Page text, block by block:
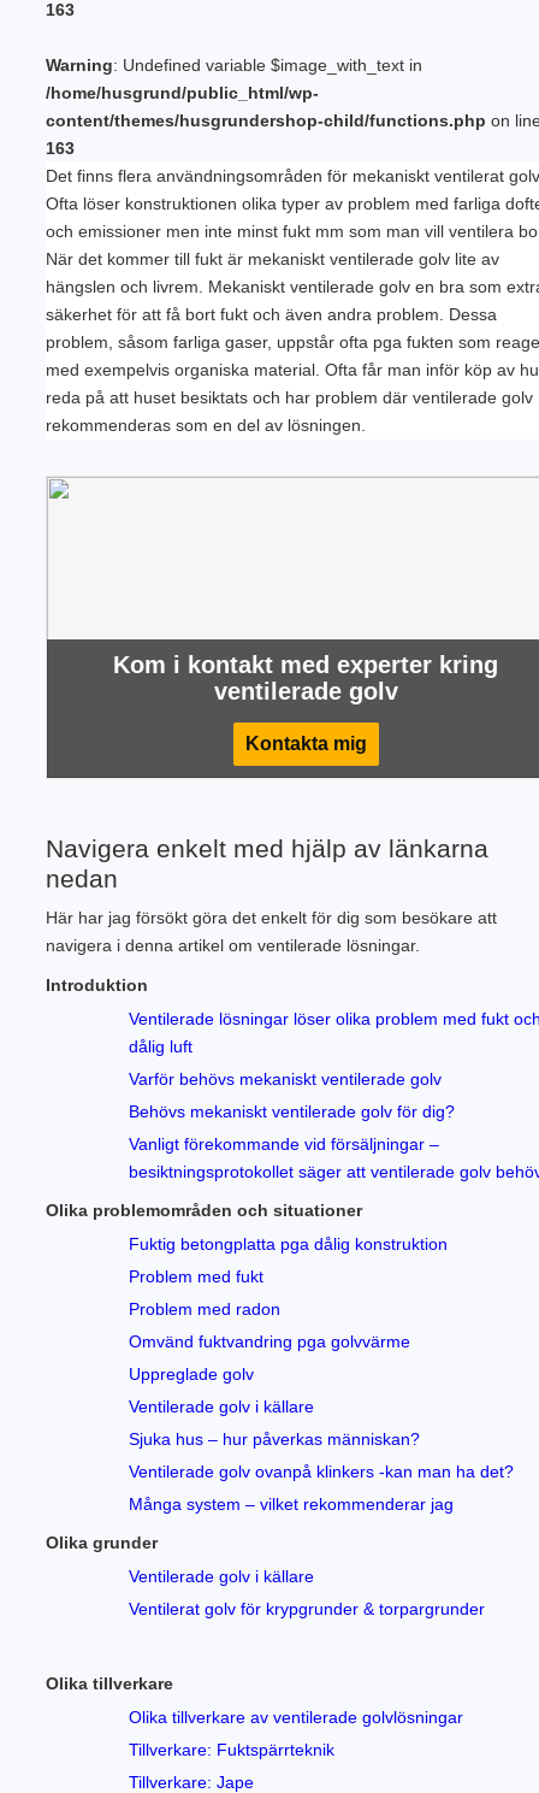
PLINTGRUND
VATTENBUREN GOLVVÄRME
163
Warning: Undefined variable $image_with_text in
/home/husgrund/public_html/wp-
content/themes/husgrundershop-child/functions.php on
163
Det finns flera användningsområden för mekaniskt ventilerat
Ofta löser konstruktionen olika typer av problem med farliga
och emissioner men inte minst fukt mm som man vill ventilera
När det kommer till fukt är mekaniskt ventilerade golv lite av
hängslen och livrem. Mekaniskt ventilerade golv en bra som
säkerhet för att få bort fukt och även andra problem. Dessa
problem, såsom farliga gaser, uppstår ofta pga fukten som
med exempelvis organiska material. Ofta får man inför köp av
reda på att huset besiktats och har problem där ventilerade golv
rekommenderas som en del av lösningen.
Kom i kontakt med experter kring
ventilerade golv
Kontakta mig
Navigera enkelt med hjälp av länkarna
nedan
Här har jag försökt göra det enkelt för dig som besökare att
navigera i denna artikel om ventilerade lösningar.
Introduktion
Ventilerade lösningar löser olika problem med fukt
dålig luft
Varför behövs mekaniskt ventilerade golv
Behövs mekaniskt ventilerade golv för dig?
Vanligt förekommande vid försäljningar –
besiktningsprotokollet säger att ventilerade golv
Olika problemområden och situationer
Fuktig betongplatta pga dålig konstruktion
Problem med fukt
Problem med radon
Omvänd fuktvandring pga golvvärme
Uppreglade golv
Ventilerade golv i källare
Sjuka hus – hur påverkas människan?
Ventilerade golv ovanpå klinkers -kan man ha det?
Många system – vilket rekommenderar jag
Olika grunder
Ventilerade golv i källare
Ventilerat golv för krypgrunder & torpargrunder
Olika tillverkare
Olika tillverkare av ventilerade golvlösningar
Tillverkare: Fuktspärrteknik
Tillverkare: Jape